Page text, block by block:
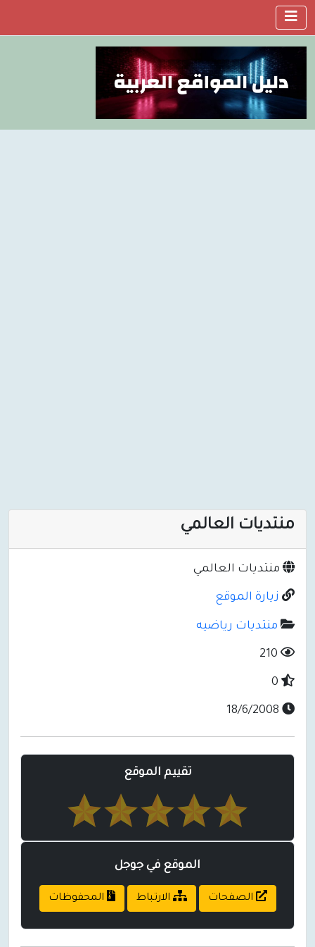
منتديات العالمي
منتديات العالمي
زيارة الموقع
منتديات رياضيه
تقييم الموقع
الموقع في جوجل
الصفحات الارتباط المحفوظات